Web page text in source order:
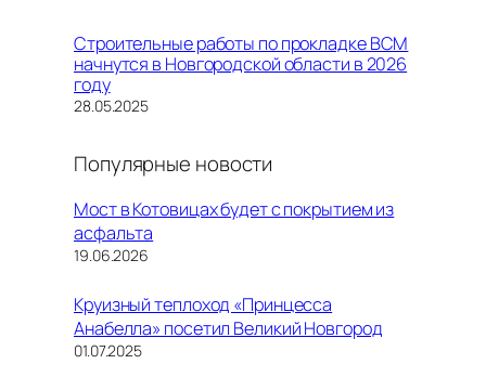
Строительные работы по прокладке ВСМ
начнутся в Новгородской области в 2026
году
Дата
28.05.2025
Популярные новости
Мост в Котовицах будет с покрытием из
асфальта
19.06.2026
Круизный теплоход «Принцесса
Анабелла» посетил Великий Новгород
01.07.2025